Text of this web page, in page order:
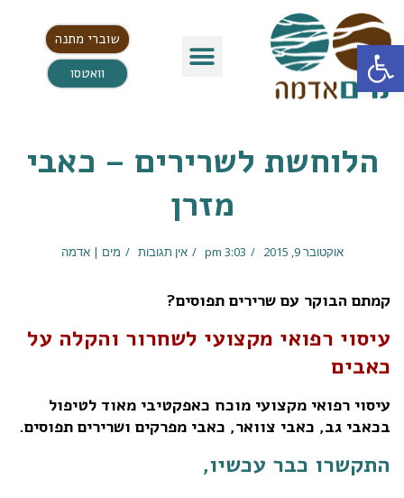
פתח סרגל נגישות
שוברי מתנה
וואטסו
הלוחשת לשרירים – כאבי
מזרן
אוקטובר 9, 2015 3:03 pm אין תגובות מים | אדמה
קמתם הבוקר עם שרירים תפוסים?
עיסוי רפואי מקצועי לשחרור והקלה על
כאבים
עיסוי רפואי מקצועי מוכח כאפקטיבי מאוד לטיפול
בכאבי גב, כאבי צוואר, כאבי מפרקים ושרירים תפוסים.
התקשרו כבר עכשיו,